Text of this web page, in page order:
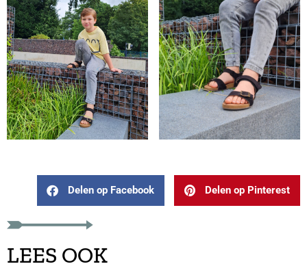
Delen op Facebook Delen op Pinterest
LEES OOK